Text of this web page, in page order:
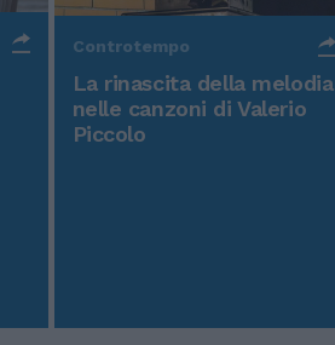
Controtempo
La rinascita della melodia
nelle canzoni di Valerio
Piccolo